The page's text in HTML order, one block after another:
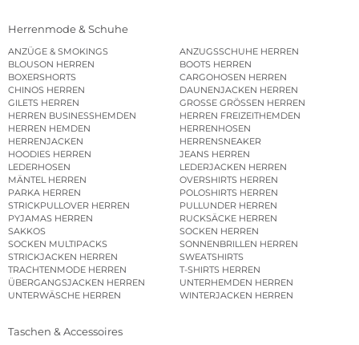
Herrenmode & Schuhe
ANZÜGE & SMOKINGS
ANZUGSSCHUHE HERREN
BLOUSON HERREN
BOOTS HERREN
BOXERSHORTS
CARGOHOSEN HERREN
CHINOS HERREN
DAUNENJACKEN HERREN
GILETS HERREN
GROSSE GRÖSSEN HERREN
HERREN BUSINESSHEMDEN
HERREN FREIZEITHEMDEN
HERREN HEMDEN
HERRENHOSEN
HERRENJACKEN
HERRENSNEAKER
HOODIES HERREN
JEANS HERREN
LEDERHOSEN
LEDERJACKEN HERREN
MÄNTEL HERREN
OVERSHIRTS HERREN
PARKA HERREN
POLOSHIRTS HERREN
STRICKPULLOVER HERREN
PULLUNDER HERREN
PYJAMAS HERREN
RUCKSÄCKE HERREN
SAKKOS
SOCKEN HERREN
SOCKEN MULTIPACKS
SONNENBRILLEN HERREN
STRICKJACKEN HERREN
SWEATSHIRTS
TRACHTENMODE HERREN
T-SHIRTS HERREN
ÜBERGANGSJACKEN HERREN
UNTERHEMDEN HERREN
UNTERWÄSCHE HERREN
WINTERJACKEN HERREN
Taschen & Accessoires